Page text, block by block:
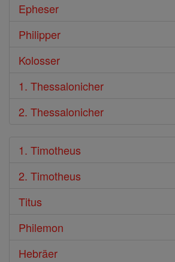
Epheser
Philipper
Kolosser
1. Thessalonicher
2. Thessalonicher
1. Timotheus
2. Timotheus
Titus
Philemon
Hebräer